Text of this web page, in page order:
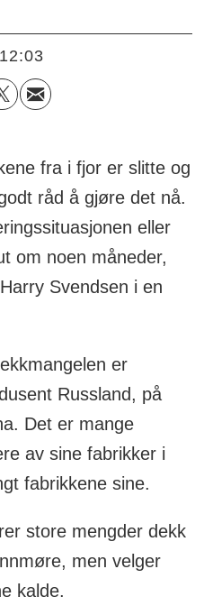
fra i fjor er slitte og
råd å gjøre det nå.
eller
om noen måneder,
Svendsen i en
er
Russland, på
Det er mange
av sine fabrikker i
fabrikkene sine.
store mengder dekk
men velger
kalde.